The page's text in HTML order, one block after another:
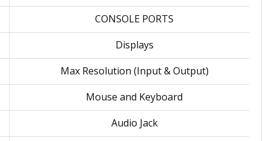
CONSOLE PORTS
Displays
Max Resolution (Input & Output)
Mouse and Keyboard
Audio Jack